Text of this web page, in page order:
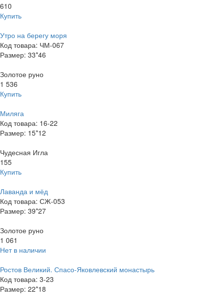
610
Купить
Утро на берегу моря
Код товара: ЧМ-067
Размер: 33*46
Золотое руно
1 536
Купить
Миляга
Код товара: 16-22
Размер: 15*12
Чудесная Игла
155
Купить
Лаванда и мёд
Код товара: СЖ-053
Размер: 39*27
Золотое руно
1 061
Нет в наличии
Ростов Великий. Спасо-Яковлевский монастырь
Код товара: 3-23
Размер: 22*18